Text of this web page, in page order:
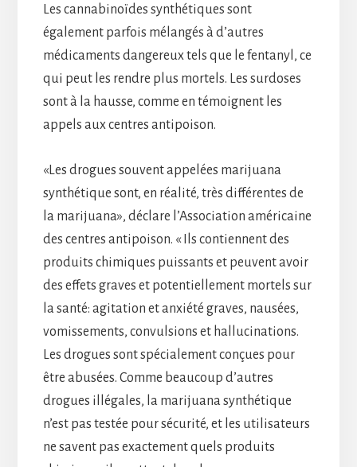
Les cannabinoïdes synthétiques sont
également parfois mélangés à d’autres
médicaments dangereux tels que le fentanyl, ce
qui peut les rendre plus mortels. Les surdoses
sont à la hausse, comme en témoignent les
appels aux centres antipoison.
«Les drogues souvent appelées marijuana
synthétique sont, en réalité, très différentes de
la marijuana», déclare l’Association américaine
des centres antipoison. « Ils contiennent des
produits chimiques puissants et peuvent avoir
des effets graves et potentiellement mortels sur
la santé: agitation et anxiété graves, nausées,
vomissements, convulsions et hallucinations.
Les drogues sont spécialement conçues pour
être abusées. Comme beaucoup d’autres
drogues illégales, la marijuana synthétique
n’est pas testée pour sécurité, et les utilisateurs
ne savent pas exactement quels produits